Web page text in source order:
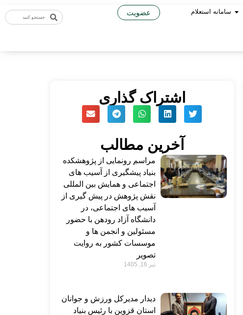
سامانه استعلام عضویت
اشتراک گذاری
آخرین مطالب
مراسم رونمایی از پژوهشکده
بنیاد پیشگیری از آسیب های
اجتماعی و همایش بین المللی
نقش پژوهش در پیش گیری از
آسیب های اجتماعی، در
دانشگاه آزاد رودهن با حضور
مسئولین و انجمن ها و
موسسات کشور به روایت
تصویر
تیر 16, 1405
دیدار مدیرکل ورزش و جوانان
استان قزوین با رئیس بنیاد